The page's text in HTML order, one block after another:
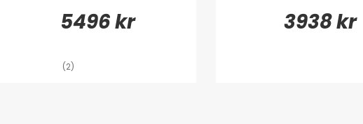
5496 kr
(2)
3938 kr